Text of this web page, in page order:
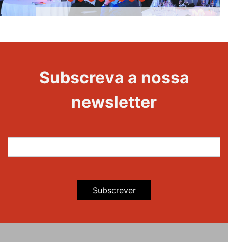
Evento
Maravilhas
Subscreva a nossa
newsletter
Subscrever